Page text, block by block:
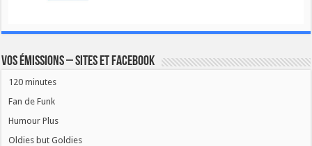
Vos émissions – Sites et Facebook
120 minutes
Fan de Funk
Humour Plus
Oldies but Goldies